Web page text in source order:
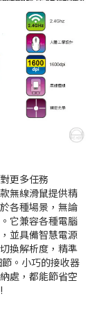
更多任務
無線滑鼠提供精
各種場景，無論
它兼容各種電腦
並具備智慧電源
換解析度，精準
。小巧的接收器
處，都能節省空